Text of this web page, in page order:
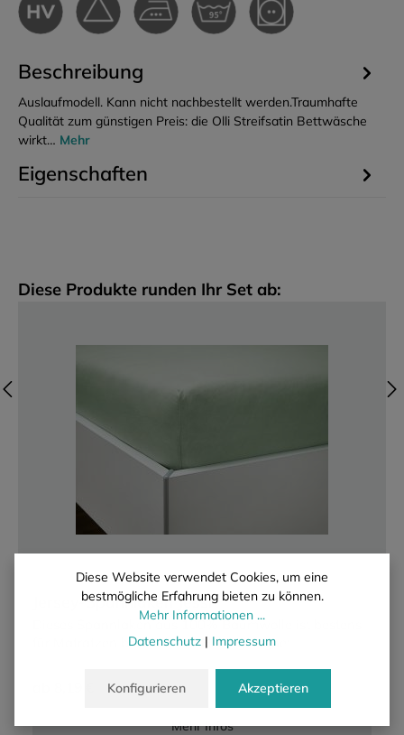
Beschreibung
Auslaufmodell. Kann nicht nachbestellt werden.Traumhafte
Qualität zum günstigen Preis: die Olli Streifsatin Bettwäsche
wirkt… Mehr
Eigenschaften
Produktgalerie überspringen
Diese Produkte runden Ihr Set ab:
Jersey-Spannlaken Jessi
Dieses Spannlaken aus 100% Baumwolle ist bestens
für Matratzen bis ca. 20cm Höhe geeignet
Mehr Infos
Diese Website verwendet Cookies, um eine
bestmögliche Erfahrung bieten zu können.
Mehr Informationen ...
Datenschutz | Impressum
Konfigurieren Akzeptieren